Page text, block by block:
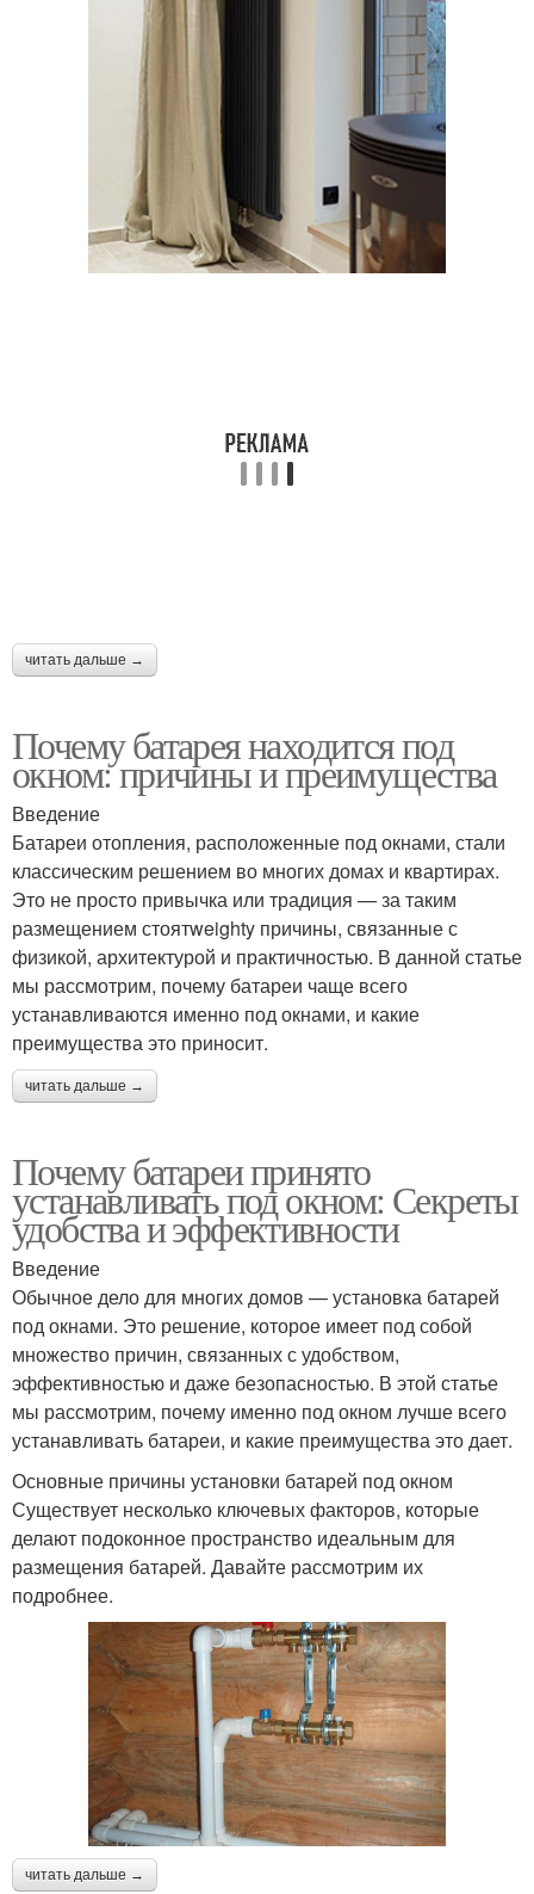
читать дальше →
Почему батарея находится под
окном: причины и преимущества
Введение
Батареи отопления, расположенные под окнами, стали
классическим решением во многих домах и квартирах.
Это не просто привычка или традиция — за таким
размещением стоятweighty причины, связанные с
физикой, архитектурой и практичностью. В данной статье
мы рассмотрим, почему батареи чаще всего
устанавливаются именно под окнами, и какие
преимущества это приносит.
читать дальше →
Почему батареи принято
устанавливать под окном: Секреты
удобства и эффективности
Введение
Обычное дело для многих домов — установка батарей
под окнами. Это решение, которое имеет под собой
множество причин, связанных с удобством,
эффективностью и даже безопасностью. В этой статье
мы рассмотрим, почему именно под окном лучше всего
устанавливать батареи, и какие преимущества это дает.
Основные причины установки батарей под окном
Существует несколько ключевых факторов, которые
делают подоконное пространство идеальным для
размещения батарей. Давайте рассмотрим их
подробнее.
читать дальше →